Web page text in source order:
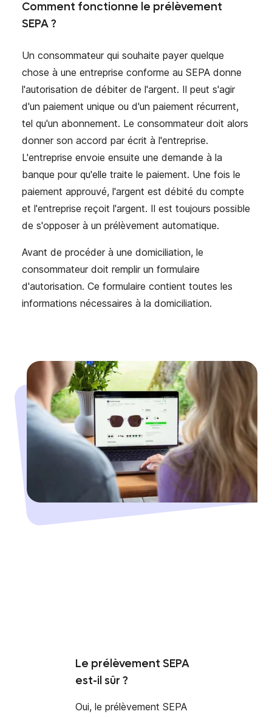
Comment fonctionne le prélèvement
SEPA ?
Un consommateur qui souhaite payer quelque
chose à une entreprise conforme au SEPA donne
l'autorisation de débiter de l'argent. Il peut s'agir
d'un paiement unique ou d'un paiement récurrent,
tel qu'un abonnement. Le consommateur doit alors
donner son accord par écrit à l'entreprise.
L'entreprise envoie ensuite une demande à la
banque pour qu'elle traite le paiement. Une fois le
paiement approuvé, l'argent est débité du compte
et l'entreprise reçoit l'argent. Il est toujours possible
de s'opposer à un prélèvement automatique.
Avant de procéder à une domiciliation, le
consommateur doit remplir un formulaire
d'autorisation. Ce formulaire contient toutes les
informations nécessaires à la domiciliation.
Le prélèvement SEPA
est-il sûr ?
Oui, le prélèvement SEPA